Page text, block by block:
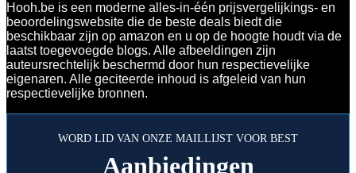
Hooh.be is een moderne alles-in-één prijsvergelijkings- en
beoordelingswebsite die de beste deals biedt die
beschikbaar zijn op amazon en u op de hoogte houdt via de
laatst toegevoegde blogs. Alle afbeeldingen zijn
auteursrechtelijk beschermd door hun respectievelijke
eigenaren. Alle geciteerde inhoud is afgeleid van hun
respectievelijke bronnen.
WORD LID VAN ONZE MAILLIJST VOOR BEST
Aanbiedingen